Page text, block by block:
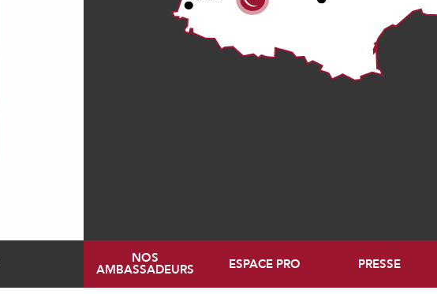
NOS
AMBASSADEURS ESPACE PRO PRESSE